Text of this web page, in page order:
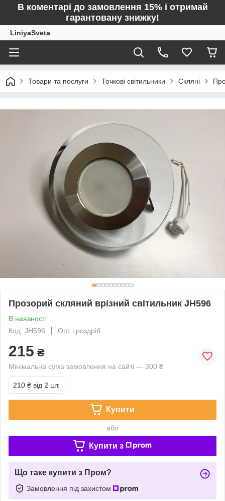
В коментарі до замовлення 15% і отримай
гарантовану знижку!
LiniyaSveta
Товари та послуги Точкові світильники Скляні
Прозорий скляний врізний світильник JH596
В наявності
Код: JH596
Опт і роздріб
215 ₴
Мінімальна сума замовлення на сайті — 300 ₴
210 ₴ від 2 шт.
Купити
або
Купити з
Що таке купити з Пром?
Замовлення під захистом